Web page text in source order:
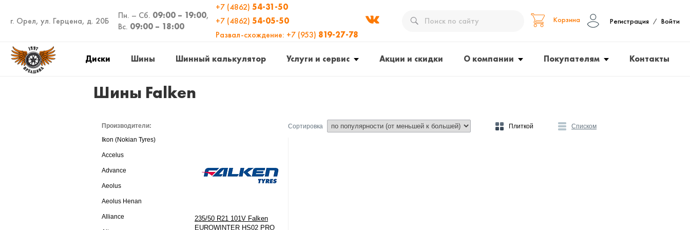
г. Орел, ул. Герцена, д. 20Б
Пн. – Сб. 09:00 – 19:00,
Вс. 09:00 – 18:00
+7 (4862) 54-31-50
+7 (4862) 54-05-50
Развал-схождение: +7 (953) 819-27-78
Корзина Регистрация / Войти
Диски Шины Шинный калькулятор Услуги и сервис Акции и скидки О компании Покупателям Контакты
Шины Falken
Производители:
Ikon (Nokian Tyres)
Accelus
Advance
Aeolus
Aeolus Henan
Alliance
Сортировка Плиткой Списком
235/50 R21 101V Falken
EUROWINTER HS02 PRO